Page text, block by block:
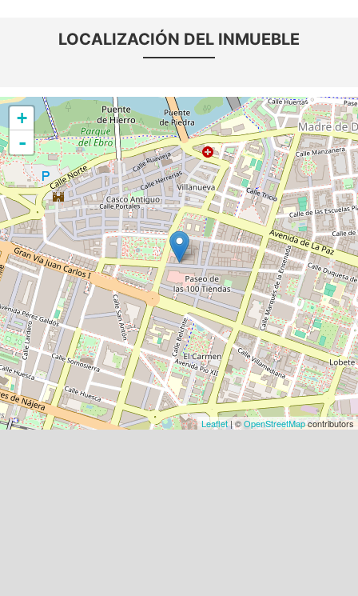
LOCALIZACIÓN DEL INMUEBLE
+
-
Leaflet| ©OpenStreetMapcontributors